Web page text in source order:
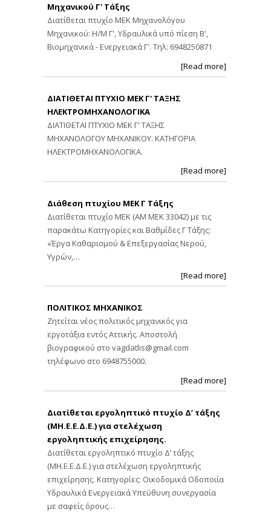
Μηχανικού Γ' Τάξης
Διατίθεται πτυχίο ΜΕΚ Μηχανολόγου
Μηχανικού: Η/Μ Γ', Υδραυλικά υπό πίεση Β',
Βιομηχανικά - Ενεργειακά Γ'. Τηλ: 6948250871
[Read more]
ΔΙΑΤΙΘΕΤΑΙ ΠΤΥΧΙΟ ΜΕΚ Γ' ΤΑΞΗΣ
ΗΛΕΚΤΡΟΜΗΧΑΝΟΛΟΓΙΚΑ
ΔΙΑΤΙΘΕΤΑΙ ΠΤΥΧΙΟ ΜΕΚ Γ' ΤΑΞΗΣ
ΜΗΧΑΝΟΛΟΓΟΥ ΜΗΧΑΝΙΚΟΥ. ΚΑΤΗΓΟΡΙΑ
ΗΛΕΚΤΡΟΜΗΧΑΝΟΛΟΓΙΚΑ.
[Read more]
Διάθεση πτυχίου ΜΕΚ Γ Τάξης
Διατίθεται πτυχίο ΜΕΚ (ΑΜ ΜΕΚ 33042) με τις
παρακάτω Κατηγορίες και Βαθμίδες Γ Τάξης:
«Έργα Καθαρισμού & Επεξεργασίας Νερού,
Υγρών,…
[Read more]
ΠΟΛΙΤΙΚΟΣ ΜΗΧΑΝΙΚΟΣ
Ζητείται νέος πολιτικός μηχανικός για
εργοτάξια εντός Αττικής. Αποστολή
βιογραφικού στο vagdatlis@gmail.com
τηλέφωνο στο 6948755000.
[Read more]
Διατίθεται εργοληπτικό πτυχίο Δ’ τάξης
(ΜΗ.Ε.Ε.Δ.Ε.) για στελέχωση
εργοληπτικής επιχείρησης.
Διατίθεται εργοληπτικό πτυχίο Δ’ τάξης
(ΜΗ.Ε.Ε.Δ.Ε.) για στελέχωση εργοληπτικής
επιχείρησης. Κατηγορίες: Οικοδομικά Οδοποιία
Υδραυλικά Ενεργειακά Υπεύθυνη συνεργασία
με σαφείς όρους…